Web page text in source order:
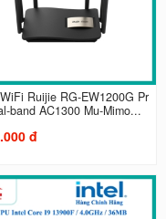
Ruijie RG-EW1200G Pr
band AC1300 Mu-Mimo...
đ